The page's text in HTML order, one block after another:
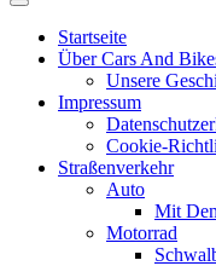
Open
ButtonStartseite
Über Cars And
Unsere
Impressum
Cookie-
Straßenverkehr
Auto
Mit
Motorrad